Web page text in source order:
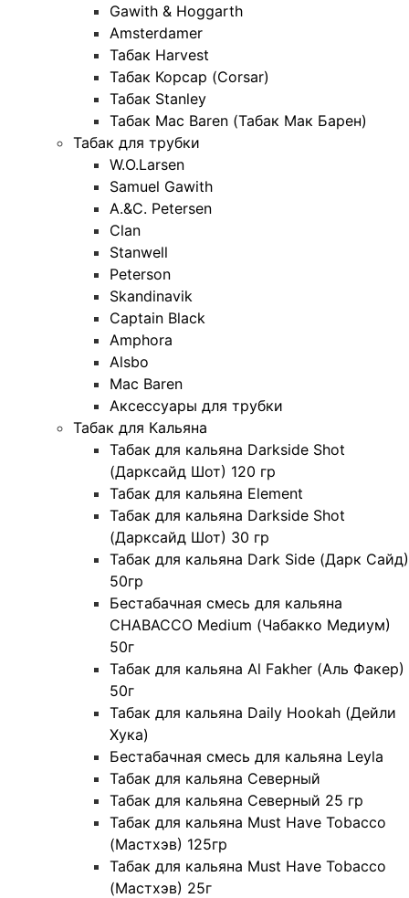
Gawith & Hoggarth
Amsterdamer
Табак Harvest
Табак Корсар (Corsar)
Табак Stanley
Табак Mac Baren (Табак Мак Барен)
Табак для трубки
W.O.Larsen
Samuel Gawith
A.&C. Petersen
Clan
Stanwell
Peterson
Skandinavik
Captain Black
Amphora
Alsbo
Mac Baren
Аксессуары для трубки
Табак для Кальяна
Табак для кальяна Darkside Shot
(Дарксайд Шот) 120 гр
Табак для кальяна Element
Табак для кальяна Darkside Shot
(Дарксайд Шот) 30 гр
Табак для кальяна Dark Side (Дарк Сайд)
50гр
Бестабачная смесь для кальяна
CHABACCO Medium (Чабакко Медиум)
50г
Табак для кальяна Al Fakher (Аль Факер)
50г
Табак для кальяна Daily Hookah (Дейли
Хука)
Бестабачная смесь для кальяна Leyla
Табак для кальяна Северный
Табак для кальяна Северный 25 гр
Табак для кальяна Must Have Tobacco
(Мастхэв) 125гр
Табак для кальяна Must Have Tobacco
(Мастхэв) 25г